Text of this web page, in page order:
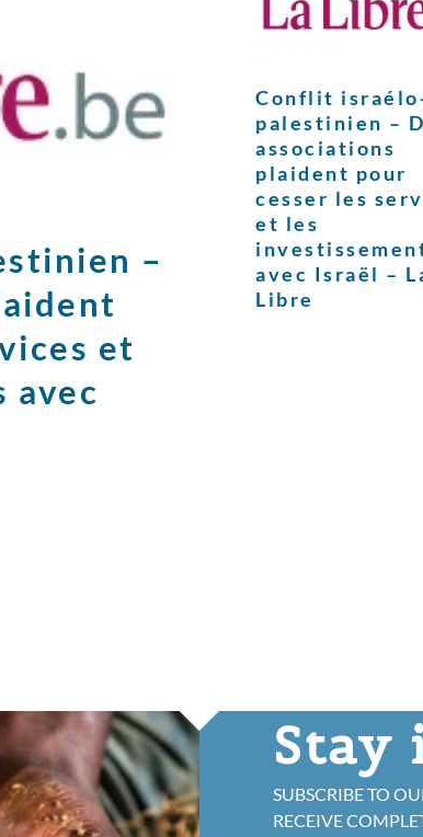
–
et
avec
Conflit
palestinien –
associations
plaident pour
cesser les
et les
avec Israël –
Libre
Stay
SUBSCRIBE TO
RECEIVE